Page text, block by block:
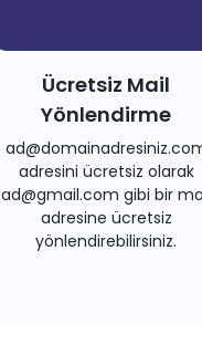
Ücretsiz Mail
Yönlendirme
adresini ücretsiz olarak
ad@gmail.com gibi bir
adresine ücretsiz
yönlendirebilirsiniz.